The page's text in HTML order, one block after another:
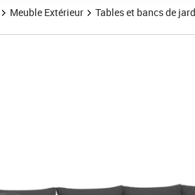
Meuble Extérieur Tables et bancs de